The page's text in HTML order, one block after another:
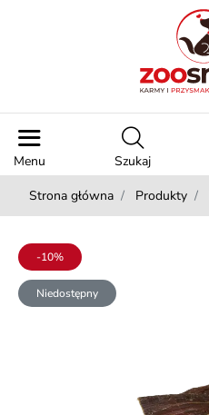
Menu Szukaj
Strona główna Produkty
-10%
Niedostępny